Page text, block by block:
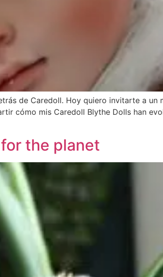
de Caredoll. Hoy quiero invitarte a un
cómo mis Caredoll Blythe Dolls han
the planet